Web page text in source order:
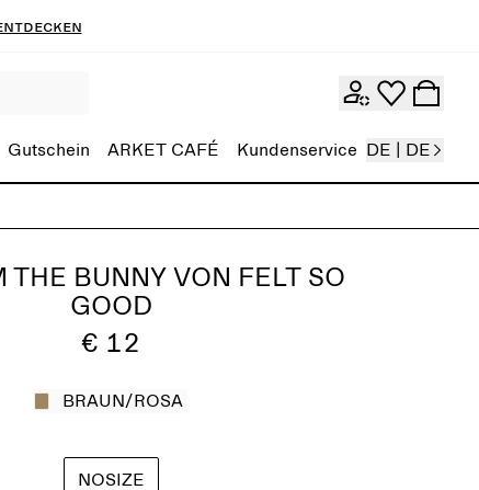
Gutschein ARKET CAFÉ Kundenservice DE | DE
THE BUNNY VON FELT SO
GOOD
€ 12
BRAUN/ROSA
NOSIZE